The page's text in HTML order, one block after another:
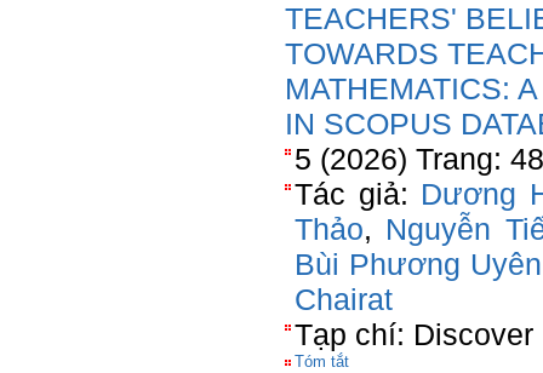
TEACHERS'
TOWARDS
MATHEMATICS:
IN SCOPUS
5 (2026) Trang: 48
Tác giả: Dương
Thảo, Nguyễn
Bùi Phương Uyên
Chairat
Tạp chí: Discover
Tóm tắt